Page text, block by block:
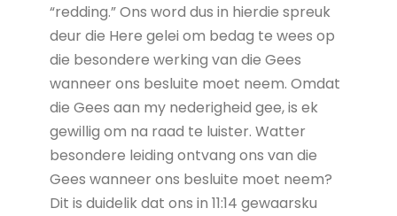
“redding.” Ons word dus in hierdie spreuk
deur die Here gelei om bedag te wees op
die besondere werking van die Gees
wanneer ons besluite moet neem. Omdat
die Gees aan my nederigheid gee, is ek
gewillig om na raad te luister. Watter
besondere leiding ontvang ons van die
Gees wanneer ons besluite moet neem?
Dit is duidelik dat ons in 11:14 gewaarsku